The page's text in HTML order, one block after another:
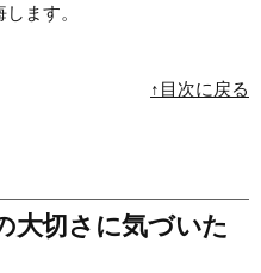
ます。
↑目次に戻る
大切さに気づいた